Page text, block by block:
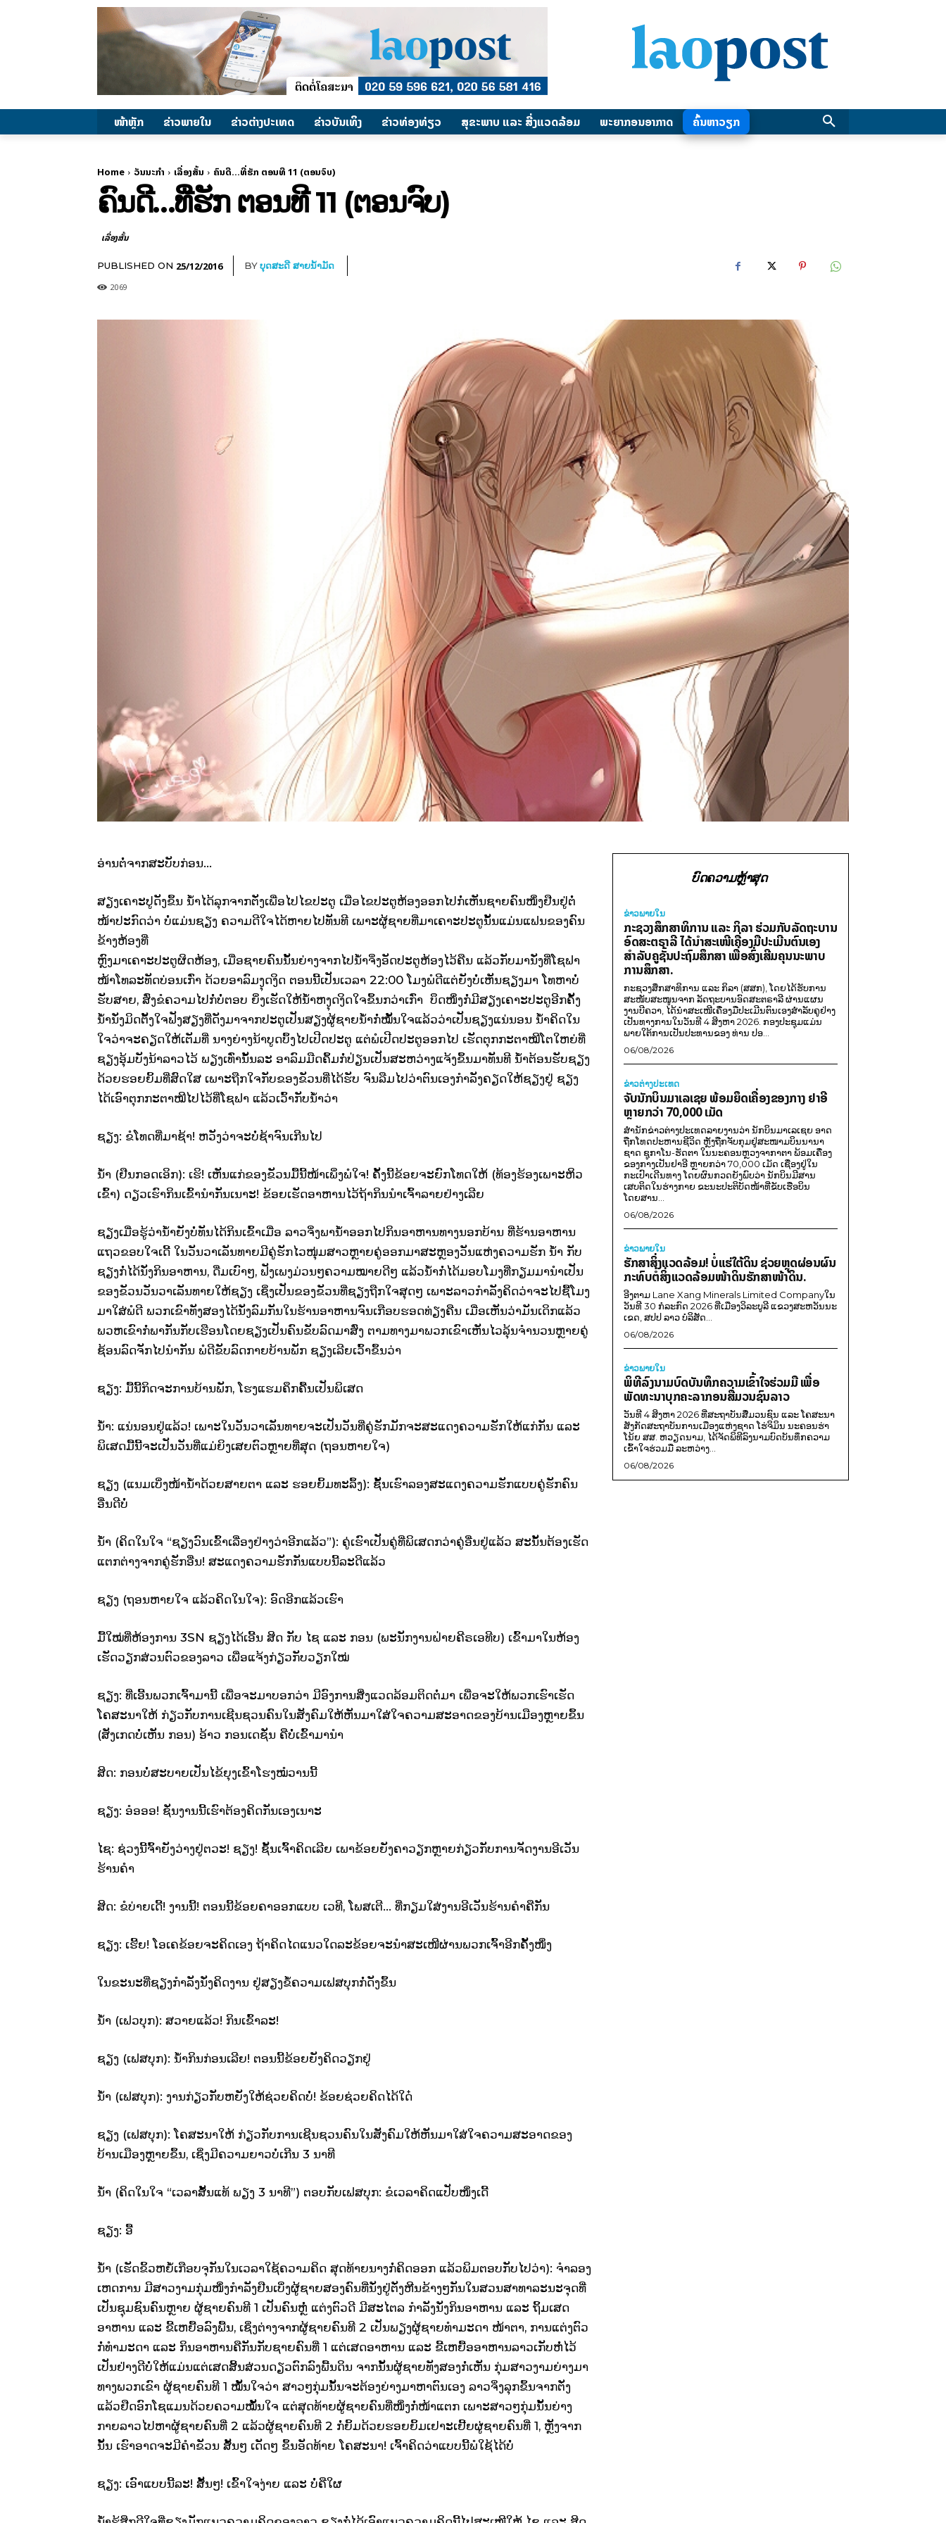
ໜ້າຫຼັກ ຂ່າວພາຍ​ໃນ ຂ່າວຕ່າງປະເທດ ​ຂ່າວບັນເທິງ ​ຂ່າວທ່ອງທ່ຽວ ສຸຂະພາບ ແລະ ສີ່ງແວດລ້ອມ ພະຍາກອນອາກາດ ຄົ້ນຫາວຽກ
Home ວັນນະກຳ ເລື່ອງສັ້ນ ຄົນດີ...ທີ່ຮັກ ຕອນທີ 11 (ຕອນຈົບ)
ຄົນດີ…ທີ່ຮັກ ຕອນທີ 11 (ຕອນຈົບ)
ເລື່ອງສັ້ນ
PUBLISHED ON 25/12/2016 BYບຸດສະດີ ສາຍນ້ຳມັດ
2069
ອ່ານຕໍ່ຈາກສະບັບກ່ອນ…
ສຽງເຄາະປູດັງຂຶ້ນ ນ້ຳໄດ້ລຸກຈາກຕັ່ງເພື່ອໄປໄຂປະຕູ ເມື່ອໄຂປະຕູຫ້ອງອອກໄປກໍ່ເຫັນຊາຍຄົນໜຶ່ງຢືນຢູ່ຕໍ່
ໜ້າປະກົດວ່າ ບໍ່ແມ່ນຊຽງ ຄວາມດີໃຈໄດ້ຫາຍໄປທັນທີ ເພາະຜູ້ຊາຍທີ່ມາເຄາະປະຕູນັ້ນແມ່ນແຟນຂອງຄົນ
ຂ້າງຫ້ອງທີ່
ຫຼົງມາເຄາະປະຕູຜິດຫ້ອງ, ເມື່ອຊາຍຄົນນັ້ນຍ່າງຈາກໄປນ້ຳຈິ່ງອັດປະຕູຫ້ອງໄວ້ຄືນ ແລ້ວກັບມານັ່ງທີ່ໂຊຟາ
ໜ້າໂທລະທັດບ່ອນເກົ່າ ດ້ວຍອາລົມງຸດງິດ ຕອນນີ້ເປັນເວລາ 22:00 ໂມງພໍດີແຕ່ຍັງບໍ່ເຫັນຊຽງມາ ໂທຫາບໍ່
ຮັບສາຍ, ສົ່ງຂໍຄວາມໄປກໍ່ບໍ່ຕອບ ຍິ່ງເຮັດໃຫ້ນ້ຳຫງຸດງິດໃຈຂຶ້ນກວ່າເກົ່າ ບຶດໜຶ່ງກໍ່ມີສຽງເຄາະປະຕູອີກຄັ້ງ
ນ້ຳນັ່ງມິດຕັ້ງໃຈຟັງສຽງທີ່ດັງມາຈາກປະຕູເປັນສຽງຜູ້ຊາຍນ້ຳກໍ່ໝັ້ນໃຈແລ້ວວ່າເປັນຊຽງແນ່ນອນ ນ້ຳຄິດໃນ
ໃຈວ່າຈະຄຽດໃຫ້ເຕັມທີ່ ນາງຍ່າງນ້າບູດບຶ້ງໄປເປີດປະຕູ ແຕ່ພໍເປີດປະຕູອອກໄປ ເຮັດຕຸກກະຕາໝີໂຕໃຫຍ່ທີ່
ຊຽງອຸ້ມບັງນ້າລາວໄວ້ ພຽງເທົ່ານັ້ນລະ ອາລົມມືດຄຶ້ມກໍ່ປ່ຽນເປັນສະຫວ່າງແຈ້ງຂຶ້ນມາທັນທີ ນ້ຳຕ້ອນຮັບຊຽງ
ດ້ວຍຮອຍຍິ້ມທີ່ສົດໃສ ເພາະຖືກໃຈກັບຂອງຂັວນທີ່ໄດ້ຮັບ ຈົນລືມໄປວ່າຕົນເອງກຳລັງຄຽດໃຫ້ຊຽງຢູ່ ຊຽງ
ໄດ້ເອົາຕຸກກະຕາໝີໄປໄວ້ທີ່ໂຊຟາ ແລ້ວເວົ້າກັບນ້ຳວ່າ
ຊຽງ: ຂໍໂທດທີ່ມາຊ້າ! ຫວັງວ່າຈະບໍ່ຊ້າຈົນເກີນໄປ
ນ້ຳ (ຢືນກອດເອິກ): ເຮິ! ເຫັນແກ່ຂອງຂັວນມື້ນີ້ໜ້າເພິ່ງພໍໃຈ! ຄັ້ງນີ້ຂ້ອຍຈະຍົກໂທດໃຫ້ (ທ້ອງຮ້ອງເພາະຫິວ
ເຂົ້າ) ດຽວເຮົາກິນເຂົ້ານຳກັນເນາະ! ຂ້ອຍເຮັດອາຫານໄວ້ຖ້າກິນນຳເຈົ້າລາຍຢ່າງເລີຍ
ຊຽງເມື່ອຮູ້ວ່ານ້ຳຍັງບໍ່ທັນໄດ້ກິນເຂົ້າເມື່ອ ລາວຈິ່ງພານ້ຳອອກໄປກິນອາຫານທາງນອກບ້ານ ທີ່ຮ້ານອາຫານ
ແຖວຂອບໃຈເດີ້ ໃນວັນວາເລັນທາຍມີຄູ່ຮັກໄວໜຸ່ມສາວຫຼາຍຄູ່ອອກມາສະຫຼອງວັນແຫ່ງຄວາມຮັກ ນ້ຳ ກັບ
ຊຽງກໍ່ໄດ້ນັ່ງກິນອາຫານ, ດື່ມເບົາໆ, ຟັງເພງມ່ວນໆຄວາມໝາຍດີໆ ແລ້ວນ້ຳກໍ່ໄດ້ມອບໂມງທີ່ກຽມມານຳເປັນ
ຂອງຂັວນວັນວາເລັນທາຍໃຫ້ຊຽງ ເຊິ່ງເປັນຂອງຂັວນທີ່ຊຽງຖືກໃຈສຸດໆ ເພາະລາວກຳລັງຄິດວ່າຈະໄປຊື້ໂມງ
ມາໃສ່ພໍດີ ພວກເຂົາທັງສອງໄດ້ນັ່ງລົມກັນໃນຮ້ານອາຫານຈົນເກືອບຮອດທ່ຽງຄືນ ເມື່ອເຫັນວ່າມັນເດິກແລ້ວ
ພວຫເຂົາກໍ່ພາກັນກັບເຮືອນໂດຍຊຽງເປັນຄົນຂັບລົດມາສົ່ງ ຕາມທາງມາພວກເຂົາເຫັນໄວລຸ້ນຈຳນວນຫຼາຍຄູ່
ຊ້ອນລົດຈັກໄປນຳກັນ ພໍດີຂັບລົດກາຍບ້ານພັກ ຊຽງເລີຍເວົ້າຂຶ້ນວ່າ
ຊຽງ: ມື້ນີ້ກິດຈະການບ້ານພັກ, ໂຮງແຮມຄຶກຄື້ນເປັນພິເສດ
ນ້ຳ: ແນ່ນອນຢູ່ແລ້ວ! ເພາະໃນວັນວາເລັນທາຍຈະເປັນວັນທີ່ຄູ່ຮັກມັກຈະສະແດງຄວາມຮັກໃຫ້ແກ່ກັນ ແລະ
ພິເສດມື້ນີ້ຈະເປັນວັນທີ່ແມ່ຍິງເສຍຕົວຫຼາຍທີ່ສຸດ (ຖອນຫາຍໃຈ)
ຊຽງ (ແນມເບິ່ງໜ້ານ້ຳດ້ວຍສາຍຕາ ແລະ ຮອຍຍິ້ມທະລຶ້ງ): ຊັ້ນເຮົາລອງສະແດງຄວາມຮັກແບບຄູ່ຮັກຄົນ
ອື່ນດີບໍ່
ນ້ຳ (ຄິດໃນໃຈ “ຊຽງວົນເຂົ້າເລື່ອງຢ່າງວ່າອີກແລ້ວ”):​ ຄູ່ເຮົາເປັນຄູ່ທີ່ພິເສດກວ່າຄູ່ອື່ນຢູ່ແລ້ວ ສະນັ້ນຕ້ອງເຮັດ
ແຕກຕ່າງຈາກຄູ່ຮັກອື່ນ​! ສະແດງຄວາມຮັກກັນແບບນີ້ລະດີແລ້ວ
ຊຽງ (ຖອນຫາຍໃຈ ແລ້ວຄິດໃນໃຈ): ອົດອີກແລ້ວເຮົາ
ມື້ໃໝ່ທີ່ຫ້ອງການ 3SN ຊຽງໄດ້ເອີ້ນ ສິດ ກັບ ໄຊ ແລະ ກອນ (ພະນັກງານຝ່າຍຄີຣເອທີບ) ເຂົ້າມາໃນຫ້ອງ
ເຮັດວຽກສ່ວນຕົວຂອງລາວ ເພື່ອແຈ້ງກ່ຽວກັບວຽກໃໝ່
ຊຽງ: ທີ່ເອີ້ນພວກເຈົ້າມານີ້ ເພື່ອຈະມາບອກວ່າ ມີອົງການສິ່ງແວດລ້ອມຕິດຕໍ່ມາ ເພື່ອຈະໃຫ້ພວກເຮົາເຮັດ
ໂຄສະນາໃຫ້ ກ່ຽວກັບການເຊີນຊວນຄົນໃນສັງຄົມໃຫ້ຫັນມາໃສ່ໃຈຄວາມສະອາດຂອງບ້ານເມືອງຫຼາຍຂຶ້ນ
(ສັງເກດບໍ່ເຫັນ ກອນ) ອ້າວ ກອນເດຊັ່ນ ຄືບໍ່ເຂົ້າມານຳ
ສິດ: ກອນບໍ່ສະບາຍເປັນໄຂ້ຍຸງເຂົ້າໂຮງໝໍວານນີ້
ຊຽງ: ອໍອອອ! ຊັ່ນງານນີ້ເຮົາຕ້ອງຄິດກັນເອງເນາະ
ໄຊ: ຊ່ວງນີ້ຈົ້າຍັງວ່າງຢູ່ຕວະ! ຊຽງ! ຊັ້ນເຈົ້າຄິດເລີຍ ເພາຂ້ອຍຍັງຄາວຽກຫຼາຍກ່ຽວກັບການຈັດງານອີເວັນ
ຮ້ານຄຳ
ສິດ: ຂໍບ່າຍເດີ້! ງານນີ້! ຕອນນີ້ຂ້ອຍຄາອອກແບບ ເວທີ,​ ໂພສເຕີ… ທີ່ກຽມໃສ່ງານອີເວັນຮ້ານຄຳຄືກັນ
ຊຽງ: ເຮີ້ຍ! ໂອເຄຂ້ອຍຈະຄິດເອງ ຖ້າຄິດໄດແນວໃດລະຂ້ອຍຈະນຳສະເໜີຜ່ານພວກເຈົ້າອີກຄັ້ງໜຶ່ງ
ໃນຂະນະທີ່ຊຽງກຳລັງນັ່ງຄິດງານ ຢູ່ສຽງຂໍ້ຄວາມເຟສບຸກກໍ່ດັງຂຶ້ນ
ນ້ຳ (ເຟວບຸກ): ສວາຍແລ້ວ! ກິນເຂົ້າລະ!
ຊຽງ (ເຟສບຸກ): ນ້ຳກິນກ່ອນເລີຍ! ຕອນນີ້ຂ້ອຍຍັງຄິດວຽກຢູ່
ນ້ຳ (ເຟສບຸກ):​ ງານກ່ຽວກັບຫຍັງໃຫ້ຊ່ວຍຄິດບໍ່! ຂ້ອຍຊ່ວຍຄິດໄດ້ໃດ໋
ຊຽງ (ເຟສບຸກ): ໂຄສະນາໃຫ້ ກ່ຽວກັບການເຊີນຊວນຄົນໃນສັງຄົມໃຫ້ຫັນມາໃສ່ໃຈຄວາມສະອາດຂອງ
ບ້ານເມືອງຫຼາຍຂຶ້ນ,​ ເຊິ່ງມີຄວາມຍາວບໍ່ເກີນ 3 ນາທີ
ນ້ຳ (ຄິດໃນໃຈ “ເວລາສັ້ນແທ້ ພຽງ 3 ນາທີ”) ຕອບກັບເຟສບຸກ:​ ຂໍເວລາຄິດແປັບໜຶ່ງເດີ້
ຊຽງ: ອື້
ນ້ຳ (ເຮັດຂິ້ວຫຍໍ້ເກືອບຈຸກັນໃນເວລາໃຊ້ຄວາມຄິດ ສຸດທ້າຍນາງກໍ່ຄິດອອກ ແລ້ວພິມຕອບກັບໄປວ່າ): ຈຳລອງ
ເຫດການ ມີສາວງາມກຸ່ມໜຶ່ງກຳລັງຢືນເບິ່ງຜູ້ຊາຍສອງຄົນທີ່ນັ່ງຢູ່ຕັ່ງຫີນຂ້າງໆກັນໃນສວນສາທາລະນະຈຸດທີ່
ເປັນຊຸມຊົນຄົນຫຼາຍ ຜູ້ຊາຍຄົນທີ 1 ເປັນຄົນຫຼໍ່ ແຕ່ງຕົວດີ ມີສະໄຕລ ກຳລັງນັ່ງກິນອາຫານ ແລະ ຖິ້ມເສດ
ອາຫານ ແລະ ຂີ້ເຫຍື້ອລົງພື້ນ,​ ເຊິ່ງຕ່າງຈາກຜູ້ຊາຍຄົນທີ 2 ເປັນພຽງຜູ້ຊາຍທຳມະດາ ໜ້າຕາ, ການແຕ່ງຕົວ
ກໍ່ທຳມະດາ ແລະ ກິນອາຫານຄືກັນກັບຊາຍຄົນທີ່ 1 ແຕ່ເສດອາຫານ ແລະ ຂີ້ເຫຍື້ອອາຫານລາວເກັບຫໍ່ໄວ້
ເປັນຢ່າງດີບໍ່ໃຫ້ແມ່ນແຕ່ເສດສິ້ນສ່ວນດຽວຕົກລົງພື້ນດິນ ຈາກນັ້ນຜູ້ຊາຍທັງສອງກໍ່ເຫັນ ກຸ່ມສາວງາມຍ່າງມາ
ທາງພວກເຂົາ ຜູ້ຊາຍຄົນທີ 1 ໝັ້ນໃຈວ່າ ສາວໆກຸ່ມນັ້ນຈະຕ້ອງຍ່າງມາຫາຕົນເອງ ລາວຈິ່ງລຸກຂຶ້ນຈາກຕັ່ງ
ແລ້ວຢືດອົກໂຊແມນດ້ວຍຄວາມໝັ້ນໃຈ ແຕ່ສຸດທ້າຍຜູ້ຊາຍຄົນທີ່ໜຶ່ງກໍ່ໜ້າແຕກ ເພາະສາວໆກຸ່ມນັ້ນຍ່າງ
ກາຍລາວໄປຫາຜູ້ຊາຍຄົນທີ່ 2 ແລ້ວຜູ້ຊາຍຄົນທີ 2 ກໍ່ຍິ້ມດ້ວຍຮອຍຍິ້ມເຢາະເຢີ້ຍຜູ່ຊາຍຄົນທີ່ 1, ຫຼັງຈາກ
ນັ້ນ ເຮົາອາດຈະມີຄຳຂັວນ ສັ້ນໆ ເດັດໆ ຂຶ້ນອັດທ້າຍ ໂຄສະນາ! ເຈົ້າຄິດວ່າແບບນີ້ພໍໃຊ້ໄດ້ບໍ່
ຊຽງ: ເອົາແບບນີ້ລະ! ສັ້ນໆ! ເຂົ້າໃຈງ່າຍ ແລະ ບໍ່ຄືໃຜ
ບົດຄວາມຫຼ້າສຸດ
ຂ່າວພາຍ​ໃນ
ກະຊວງສຶກສາທິການ ແລະ ກິລາ ຮ່ວມກັບລັດຖະບານ
ອົດສະຕຣາລີ ໄດ້ນຳສະເໜີເຄື່ອງມືປະເມີນຕົນເອງ
ສຳລັບຄູຊັ້ນປະຖົມສຶກສາ ເພື່ອສົ່ງເສີມຄຸນນະພາບ
ການສຶກສາ.
ກະຊວງສຶກສາທິການ ແລະ ກິລາ (ສສກ), ໂດຍໄດ້ຮັບການ
ສະໜັບສະໜູນຈາກ ລັດຖະບານອົດສະຕຣາລີ ຜ່ານແຜນ
ງານບີຄວາ, ໄດ້ນຳສະເໜີເຄື່ອງມືປະເມີນຕົນເອງສຳລັບຄູຢ່າງ
ເປັນທາງການໃນວັນທີ 4 ສິງຫາ 2026. ກອງປະຊຸມແມ່ນ
ພາຍໃຕ້ການເປັນປະທານຂອງ ທ່ານ ປອ...
06/08/2026
ຂ່າວຕ່າງປະເທດ
ຈັບນັກບິນມາເລເຊຍ ພ້ອມຍຶດເຄື່ອງຂອງກາງ ຢາອີ
ຫຼາຍກວ່າ 70,000 ເມັດ
ສຳນັກຂ່າວຕ່າງປະເທດລາຍງານວ່າ ນັກບິນມາເລເຊຍ ອາດ
ຖືກໂທດປະຫານຊີວິດ ຫຼັງຖືກຈັບກຸມຢູ່ສະໜາມບິນນານາ
ຊາດ ຊູກາໂນ-ຮັດຕາ ໃນນະຄອນຫຼວງຈາກາຕາ ພ້ອມເຄື່ອງ
ຂອງກາງເປັນຢາອີ ຫຼາຍກວ່າ 70,000 ເມັດ ເຊື່ອງຢູ່ໃນ
ກະເປົາເດີນທາງ ໂດຍຜົນກວດຍັງພົບວ່າ ນັກບິນມີສານ
ເສບຕິດໃນຮ່າງກາຍ ຂະນະປະຕິບັດໜ້າທີ່ຂັບເຮືອບິນ
ໂດຍສານ...
06/08/2026
ຂ່າວພາຍ​ໃນ
ຮັກສາສິ່ງແວດລ້ອມ! ບໍ່ແຮ່ໃຕ້ດິນ ຊ່ວຍຫຼຸດຜ່ອນຜົນ
ກະທົບຕໍ່ສິ່ງແວດລ້ອມໜ້າດິນຮັກສາໜ້າດິນ.
ອີງຕາມ Lane Xang Minerals Limited Companyໃນ
ວັນທີ 30 ກໍລະກົດ 2026 ທີ່ເມືອງວິລະບູລີ ແຂວງສະຫວັນນະ
ເຂດ, ສປປ ລາວ ບໍລິສັດ...
06/08/2026
ຂ່າວພາຍ​ໃນ
ພິທີລົງນາມບົດບັນທຶກຄວາມເຂົ້າໃຈຮ່ວມມື ເພື່ອ
ພັດທະນາບຸກຄະລາກອນສື່ມວນຊົນລາວ
ວັນທີ 4 ສິງຫາ 2026 ທີ່ສະຖາບັນສື່ມວນຊົນ ແລະ ໂຄສະນາ
ສັງກັດສະຖາບັນການເມືອງແຫ່ງຊາດ ໂຮ່ຈິມິນ ນະຄອນຮ່າ
ໂນ້ຍ ສສ. ຫວຽດນາມ, ໄດ້ຈັດພິທີລົງນາມບົດບັນທຶກຄວາມ
ເຂົ້າໃຈຮ່ວມມື ລະຫວ່າງ...
06/08/2026